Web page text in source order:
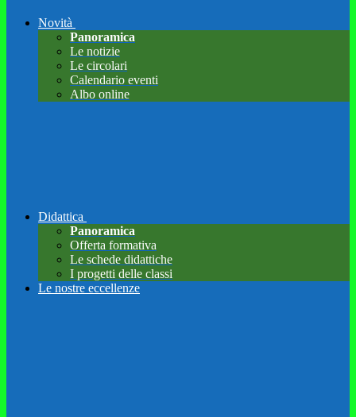
Novità
Panoramica
Le notizie
Le circolari
Calendario eventi
Albo online
Didattica
Panoramica
Offerta formativa
Le schede didattiche
I progetti delle classi
Le nostre eccellenze